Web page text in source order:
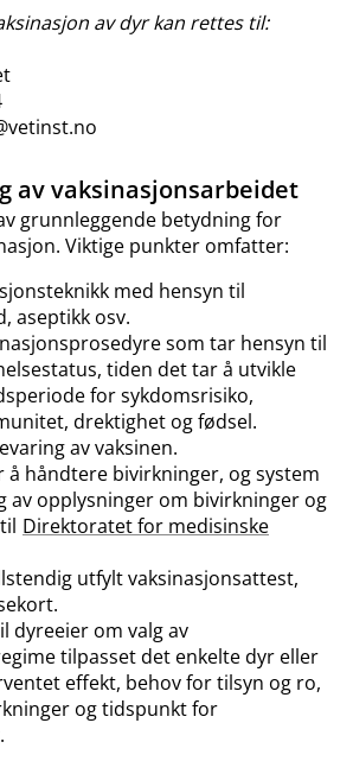
av dyr kan rettes til:
av vaksinasjonsarbeidet
grunnleggende betydning for
Viktige punkter omfatter:
med hensyn til
aseptikk osv.
som tar hensyn til
tiden det tar å utvikle
for sykdomsrisiko,
drektighet og fødsel.
av vaksinen.
å håndtere bivirkninger, og system
av opplysninger om bivirkninger og
Direktoratet for medisinske
utfylt vaksinasjonsattest,
dyreeier om valg av
tilpasset det enkelte dyr eller
effekt, behov for tilsyn og ro,
og tidspunkt for